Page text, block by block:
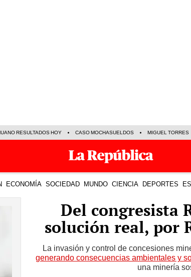
RESULTADOS HOY CASO MOCHASUELDOS MIGUEL TORRES
ECONOMÍA SOCIEDAD MUNDO CIENCIA DEPORTES
Del congresista
solución real, por
La invasión y control de concesiones
generando consecuencias ambientales y
una minería